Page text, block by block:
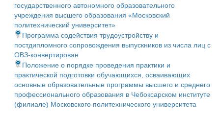
государственного автономного образовательного
учреждения высшего образования «Московский
политехнический университет»
Программа содействия трудоустройству и
постдипломного сопровождения выпускников из числа лиц с
ОВЗ-конвертирован
Положение о порядке проведения практики и
практической подготовки обучающихся, осваивающих
основные образовательные программы высшего и среднего
профессионального образования в Чебоксарском институте
(филиале) Московского политехнического университета